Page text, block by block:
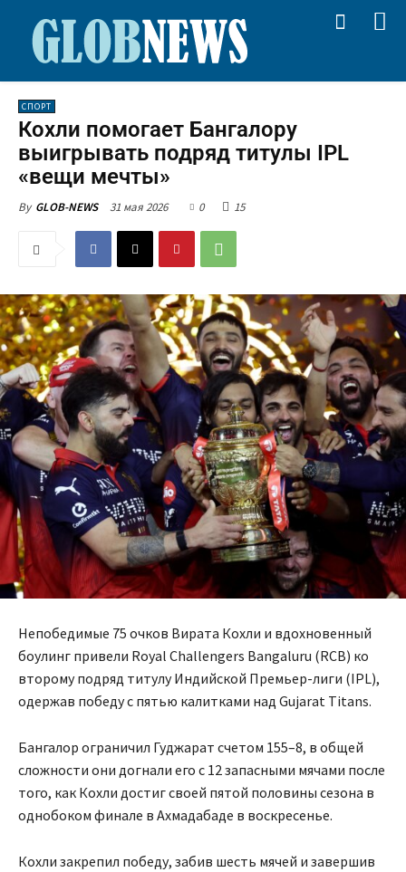
СПОРТ
Кохли помогает Бангалору
выигрывать подряд титулы IPL
«вещи мечты»
By GLOB-NEWS 31 мая 2026 0 15
Непобедимые 75 очков Вирата Кохли и вдохновенный
боулинг привели Royal Challengers Bangaluru (RCB) ко
второму подряд титулу Индийской Премьер-лиги (IPL),
одержав победу с пятью калитками над Gujarat Titans.
Бангалор ограничил Гуджарат счетом 155–8, в общей
сложности они догнали его с 12 запасными мячами после
того, как Кохли достиг своей пятой половины сезона в
однобоком финале в Ахмадабаде в воскресенье.
Кохли закрепил победу, забив шесть мячей и завершив